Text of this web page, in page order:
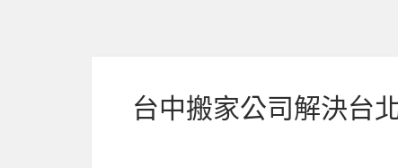
台中搬家公司解決台